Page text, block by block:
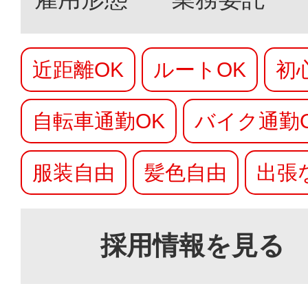
近距離OK ルートOK 初
自転車通勤OK バイク通勤
服装自由 髪色自由 出張
採用情報を見る